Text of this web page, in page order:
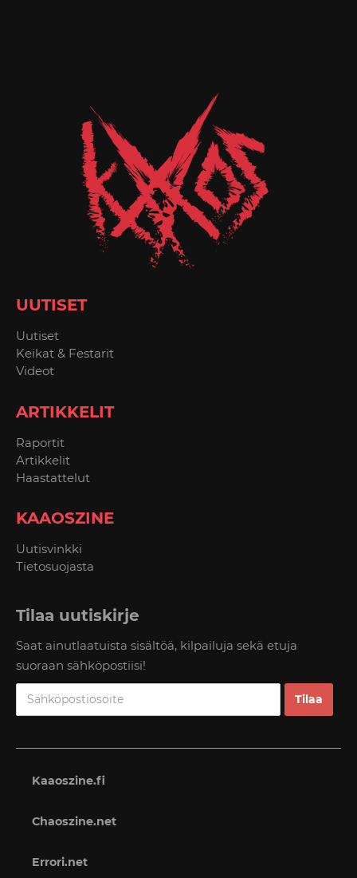
UUTISET
Uutiset
Keikat & Festarit
Videot
ARTIKKELIT
Raportit
Artikkelit
Haastattelut
KAAOSZINE
Uutisvinkki
Tietosuojasta
Tilaa uutiskirje
Saat ainutlaatuista sisältöä, kilpailuja sekä etuja
suoraan sähköpostiisi!
Kaaoszine.fi
Chaoszine.net
Errori.net